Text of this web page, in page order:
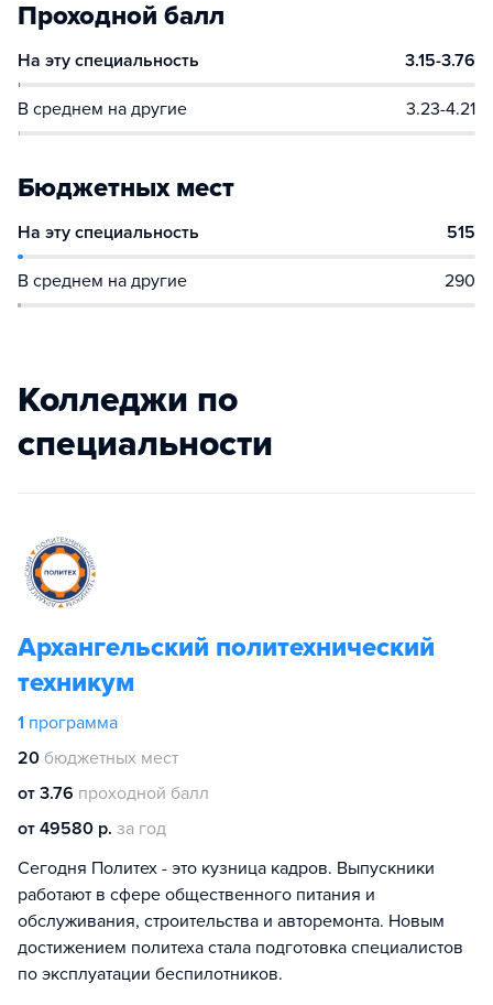
Проходной балл
На эту специальность 3.15-3.76
В среднем на другие 3.23-4.21
Бюджетных мест
На эту специальность 515
В среднем на другие 290
Колледжи по
специальности
Архангельский политехнический
техникум
1 программа
20 бюджетных мест
от 3.76 проходной балл
от 49580 р. за год
Сегодня Политех - это кузница кадров. Выпускники
работают в сфере общественного питания и
обслуживания, строительства и авторемонта. Новым
достижением политеха стала подготовка специалистов
по эксплуатации беспилотников.